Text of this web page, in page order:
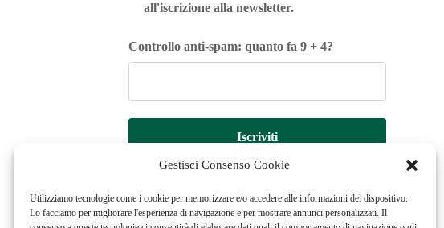
Gestisci Consenso Cookie
Utilizziamo tecnologie come i cookie per memorizzare e/o accedere alle informazioni del dispositivo.
Lo facciamo per migliorare l'esperienza di navigazione e per mostrare annunci personalizzati. Il
all'iscrizione alla newsletter.
Controllo anti-spam: quanto fa 9 + 4?
Iscriviti